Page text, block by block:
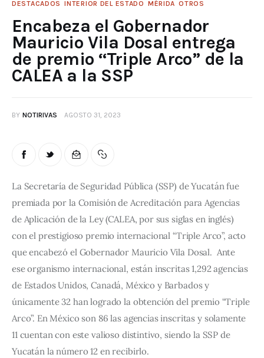
DESTACADOS INTERIOR DEL ESTADO MÉRIDA OTROS
Encabeza el Gobernador
Mauricio Vila Dosal entrega
de premio “Triple Arco” de la
CALEA a la SSP
BY NOTIRIVAS AGOSTO 31, 2023
La Secretaría de Seguridad Pública (SSP) de Yucatán fue
premiada por la Comisión de Acreditación para Agencias
de Aplicación de la Ley (CALEA, por sus siglas en inglés)
con el prestigioso premio internacional “Triple Arco”, acto
que encabezó el Gobernador Mauricio Vila Dosal.  Ante
ese organismo internacional, están inscritas 1,292 agencias
de Estados Unidos, Canadá, México y Barbados y
únicamente 32 han logrado la obtención del premio “Triple
Arco”. En México son 86 las agencias inscritas y solamente
11 cuentan con este valioso distintivo, siendo la SSP de
Yucatán la número 12 en recibirlo.